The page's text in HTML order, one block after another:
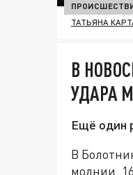
ТАТЬЯНА
В
УДАРА
Ещё один
В
молнии.